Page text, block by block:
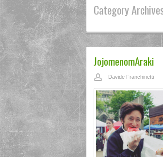
Category
JojomenomAraki
Davide Franchinetti